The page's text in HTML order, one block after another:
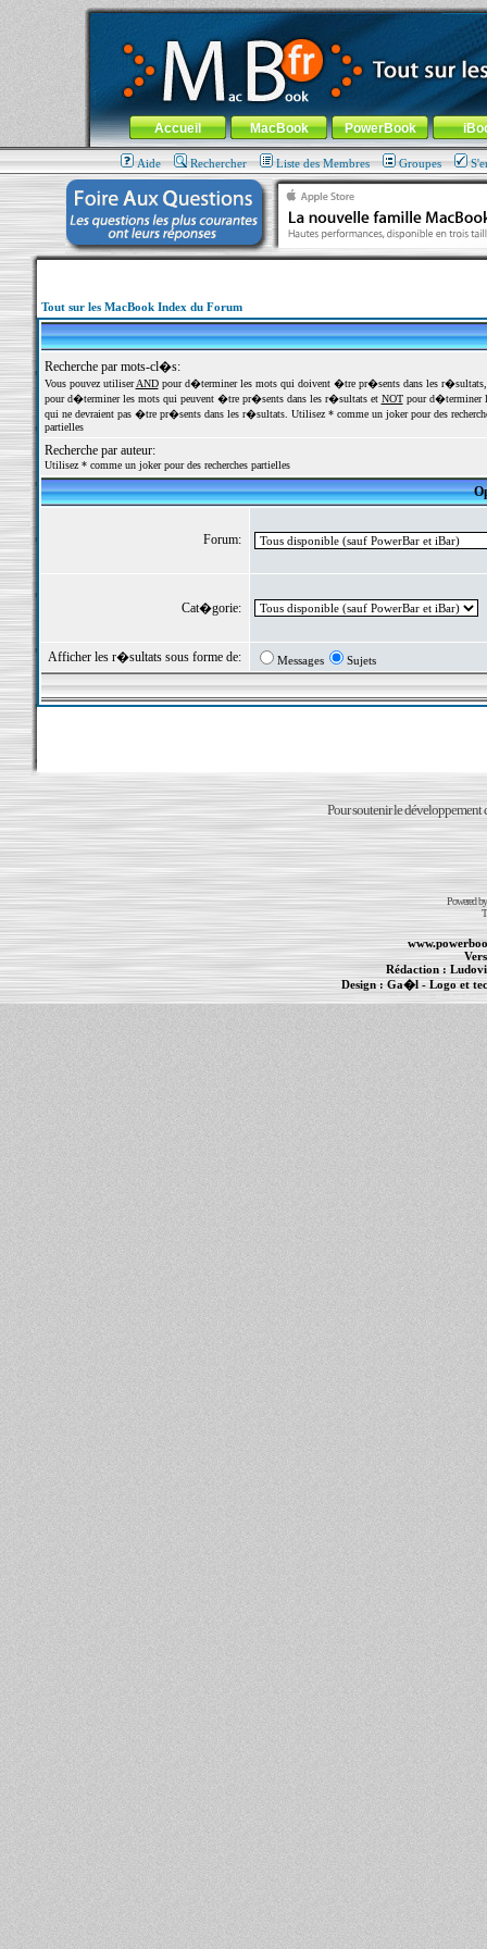
MacBook-fr.com : 100% Apple... 100% nomade !
Aller au contenu-Aller au menu général-Aller au menu de
Menu général
Accueil MacBook PowerBook
Aide Rechercher Liste des Membres Groupes
Tout sur les MacBook Index du Forum
Recherche par mots-cl�s:
Vous pouvez utiliserANDpour d�terminer les mots qui doivent �tre pr�sents dans les
pour d�terminer les mots qui peuvent �tre pr�sents dans les r�sultats et NOTpour d�terminer
qui ne devraient pas �tre pr�sents dans les r�sultats. Utilisez * comme un joker pour des
partielles
Recherche par auteur:
Utilisez * comme un joker pour des recherches partielles
Forum:
Cat�gorie:
Afficher les r�sultats sous forme de: Messages Sujets
Pour soutenir le développement
Powered
Rédaction :
Design : Ga�l- Logo et